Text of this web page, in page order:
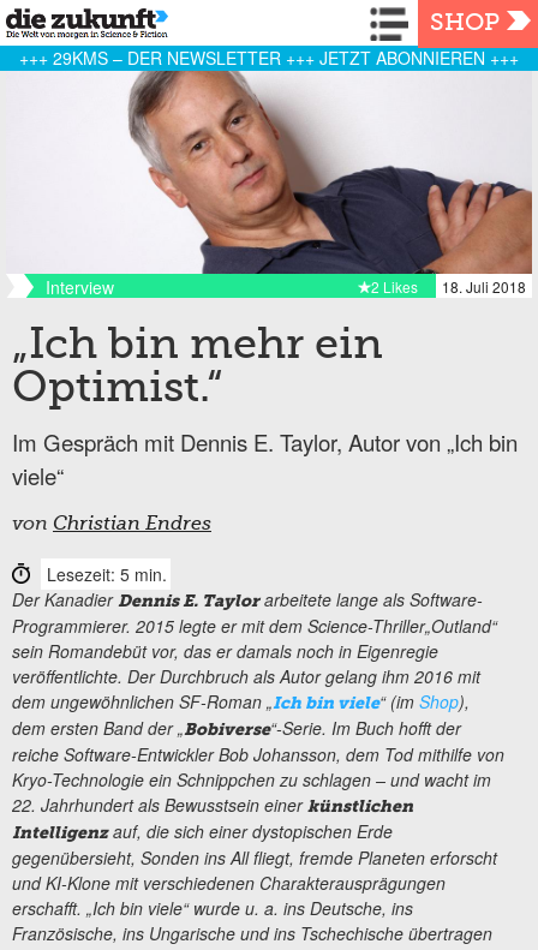
Navigation
SHOP
+++ 29KMS – DER NEWSLETTER +++ JETZT ABONNIEREN +++
Interview 18. Juli 2018
2 Likes
„Ich bin mehr ein
Optimist.“
Im Gespräch mit Dennis E. Taylor, Autor von „Ich bin
viele“
von Christian Endres
Lesezeit: 5 min.
Der KanadierDennis E. Taylorarbeitete lange als Software-
Programmierer. 2015 legte er mit dem Science-Thriller„Outland“
sein Romandebüt vor, das er damals noch in Eigenregie
veröffentlichte. Der Durchbruch als Autor gelang ihm 2016 mit
dem ungewöhnlichen SF-Roman „Ich bin viele“ (im Shop),
dem ersten Band der „Bobiverse“-Serie. Im Buch hofft der
reiche Software-Entwickler Bob Johansson, dem Tod mithilfe von
Kryo-Technologie ein Schnippchen zu schlagen – und wacht im
22. Jahrhundert als Bewusstsein einerkünstlichen
Intelligenzauf, die sich einer dystopischen Erde
gegenübersieht, Sonden ins All fliegt, fremde Planeten erforscht
und KI-Klone mit verschiedenen Charakterausprägungen
erschafft. „Ich bin viele“ wurde u. a. ins Deutsche, ins
Französische, ins Ungarische und ins Tschechische übertragen